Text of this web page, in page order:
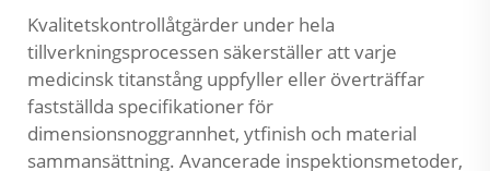
Kvalitetskontrollåtgärder under hela
tillverkningsprocessen säkerställer att varje
medicinsk titanstång uppfyller eller överträffar
fastställda specifikationer för
dimensionsnoggrannhet, ytfinish och material
sammansättning. Avancerade inspektionsmetoder,